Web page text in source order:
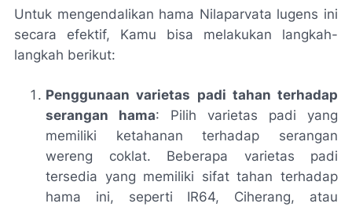
Untuk mengendalikan hama Nilaparvata lugens ini
secara efektif, Kamu bisa melakukan langkah-
langkah berikut:
Penggunaan varietas padi tahan terhadap
serangan hama: Pilih varietas padi yang
memiliki ketahanan terhadap serangan
wereng coklat. Beberapa varietas padi
tersedia yang memiliki sifat tahan terhadap
hama ini, seperti IR64, Ciherang, atau